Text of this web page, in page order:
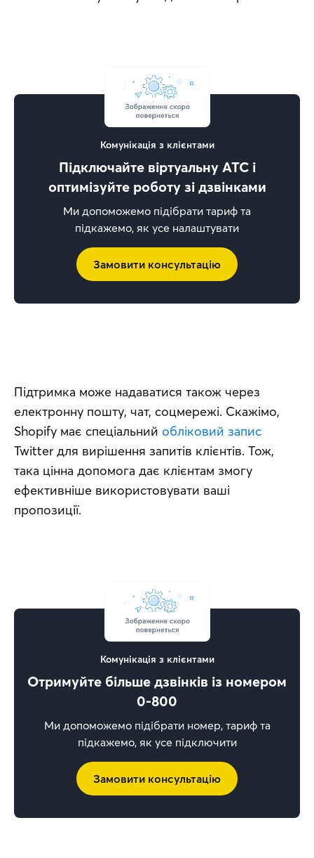
Комунікація з клієнтами
Підключайте віртуальну АТС і
оптимізуйте роботу зі дзвінками
Ми допоможемо підібрати тариф та
підкажемо, як усе налаштувати
Замовити консультацію
Підтримка може надаватися також через
електронну пошту, чат, соцмережі. Скажімо,
Shopify має спеціальний обліковий запис
Twitter для вирішення запитів клієнтів. Тож,
така цінна допомога дає клієнтам змогу
ефективніше використовувати ваші
пропозиції.
Комунікація з клієнтами
Отримуйте більше дзвінків із номером
0-800
Ми допоможемо підібрати номер, тариф та
підкажемо, як усе підключити
Замовити консультацію